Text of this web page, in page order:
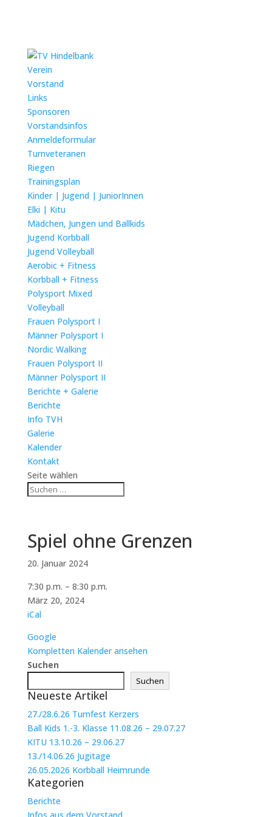
Verein
Vorstand
Links
Sponsoren
Vorstandsinfos
Anmeldeformular
Turnveteranen
Riegen
Trainingsplan
Kinder | Jugend | JuniorInnen
Elki | Kitu
Mädchen, Jungen und Ballkids
Jugend Korbball
Jugend Volleyball
Aerobic + Fitness
Korbball + Fitness
Polysport Mixed
Volleyball
Frauen Polysport I
Männer Polysport I
Nordic Walking
Frauen Polysport II
Männer Polysport II
Berichte + Galerie
Berichte
Info TVH
Galerie
Kalender
Kontakt
Seite wählen
Spiel ohne Grenzen
20. Januar 2024
Spiel
ohne
Grenzen
7:30 p.m. – 8:30 p.m.
März 20, 2024
iCal
Google
Kompletten Kalender ansehen
Suchen
Suchen
Neueste Artikel
27./28.6.26 Turnfest Kerzers
Ball Kids 1.-3. Klasse 11.08.26 – 29.07.27
KITU 13.10.26 – 29.06.27
13./14.06.26 Jugitage
26.05.2026 Korbball Heimrunde
Kategorien
Berichte